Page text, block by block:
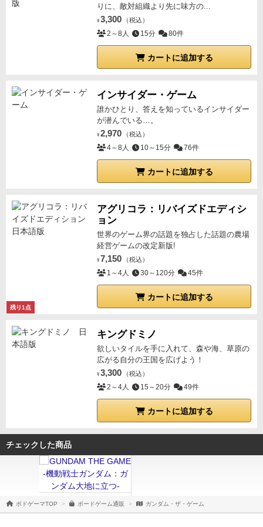
りに、敵対組織より先に味方の...
¥ 3,300 （税込）
2～8人 15分 80件
カートに追加する
インサイダー・ゲーム
誰かひとり、答えを知っているインサイダー
が潜んでいる…。
¥ 2,970 （税込）
4～8人 10～15分 76件
カートに追加する
残り1点
アグリコラ：リバイズドエディシ
ョン
世界のゲーム界の話題を独占した話題の農場
経営ゲームの改定新版!
¥ 7,150 （税込）
1～4人 30～120分 45件
カートに追加する
キングドミノ
欲しいタイルを手に入れて、森や海、草原の
広がる自分の王国を広げよう！
¥ 3,300 （税込）
2～4人 15～20分 49件
カートに追加する
チェックした商品
ボドゲーマTOP ボードゲーム通販 ガンダム・ザ・ゲーム